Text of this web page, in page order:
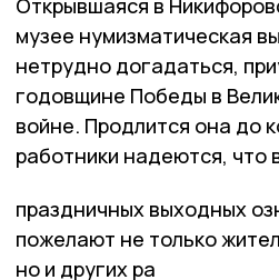
музее нумизматическая
нетрудно догадаться,
годовщине Победы в
войне. Продлится она до
работники надеются, что
праздничных выходных
пожелают не только
но и других ра